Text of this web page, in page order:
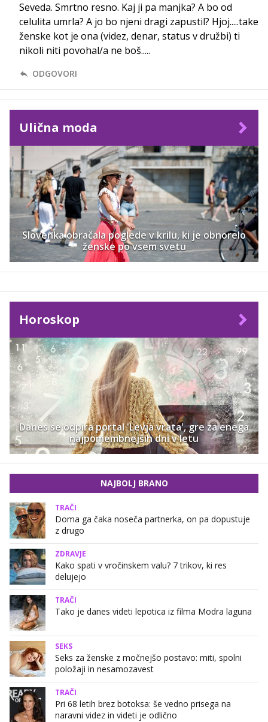
Seveda. Smrtno resno. Kaj ji pa manjka? A bo od
celulita umrla? A jo bo njeni dragi zapustil? Hjoj.....take
ženske kot je ona (videz, denar, status v družbi) ti
nikoli niti povohal/a ne boš.....
ODGOVORI
Ulična moda
Slovenka obračala poglede v krilu, ki je obnorelo
ženske po vsem svetu
Horoskop
Danes se odpira portal 'Levja vrata', gre za enega
najpomembnejših dni v letu
NAJBOLJ BRANO
TRAČI
Doma ga čaka noseča partnerka, on pa dopustuje
z drugo
ZDRAVJE
Kako spati v vročinskem valu? 7 trikov, ki res
delujejo
TRAČI
Tako je danes videti lepotica iz filma Modra laguna
SEKS
Seks za ženske z močnejšo postavo: miti, spolni
položaji in nesamozavest
TRAČI
Pri 68 letih brez botoksa: še vedno prisega na
naravni videz in videti je odlično